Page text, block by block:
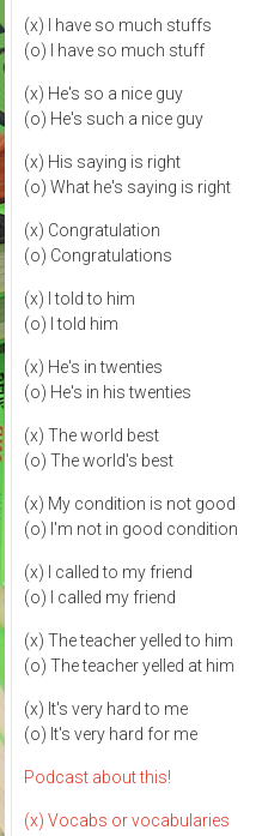
(x) I have so much stuffs
(o) I have so much stuff
(x) He's so a nice guy
(o) He's such a nice guy
(x) His saying is right
(o) What he's saying is right
(x) Congratulation
(o) Congratulations
(x) I told to him
(o) I told him
(x) He's in twenties
(o) He's in his twenties
(x) The world best
(o) The world's best
(x) My condition is not good
(o) I'm not in good condition
(x) I called to my friend
(o) I called my friend
(x) The teacher yelled to him
(o) The teacher yelled at him
(x) It's very hard to me
(o) It's very hard for me
Podcast about this!
(x) Vocabs or vocabularies